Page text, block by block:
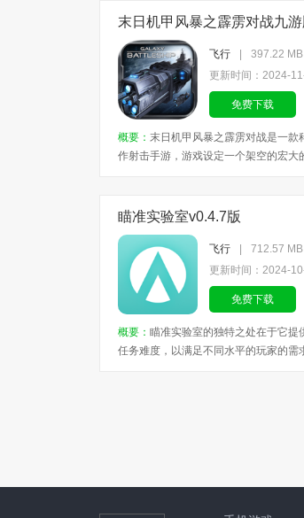
末日机甲风暴之霹雳对战九游
飞行
397.22 MB
更新时间：2024-
免费下载
概要： 末日机甲风暴之霹雳对战是一款
作射击手游，游戏设定一个架空的宏大
瞄准实验室v0.4.7版
飞行
712.57 MB
更新时间：2024-
免费下载
概要： 瞄准实验室的独特之处在于它提
任务难度，以满足不同水平的玩家的需